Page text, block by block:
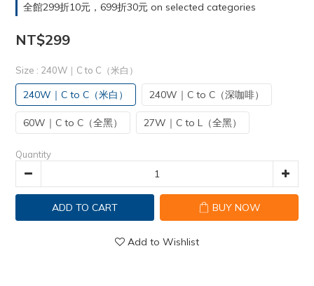
全館299折10元，699折30元 on selected categories
NT$299
Size : 240W｜C to C（米白）
240W｜C to C（米白） 240W｜C to C（深咖啡）
60W｜C to C（全黑） 27W｜C to L（全黑）
Quantity
ADD TO CART BUY NOW
Add to Wishlist